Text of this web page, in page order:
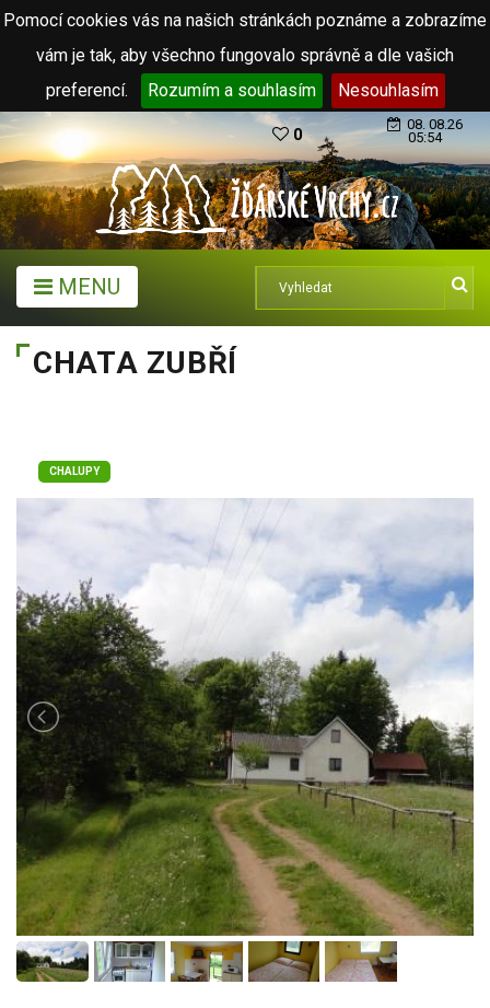
Pomocí cookies vás na našich stránkách poznáme a zobrazíme
vám je tak, aby všechno fungovalo správně a dle vašich
preferencí.
Rozumím a souhlasím Nesouhlasím
0
08. 08.26
05:54
MENU
CHATA ZUBŘÍ
CHALUPY